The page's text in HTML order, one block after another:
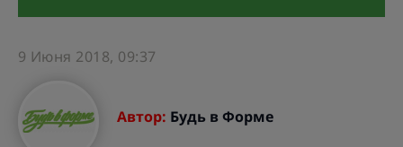
9 Июня 2018, 09:37
Автор: Будь в Форме